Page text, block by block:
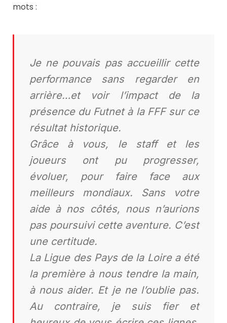
mots :
Je ne pouvais pas accueillir cette
performance sans regarder en
arrière…et voir l’impact de la
présence du Futnet à la FFF sur ce
résultat historique.
Grâce à vous, le staff et les
joueurs ont pu progresser,
évoluer, pour faire face aux
meilleurs mondiaux. Sans votre
aide à nos côtés, nous n’aurions
pas poursuivi cette aventure. C’est
une certitude.
La Ligue des Pays de la Loire a été
la première à nous tendre la main,
à nous aider. Et je ne l’oublie pas.
Au contraire, je suis fier et